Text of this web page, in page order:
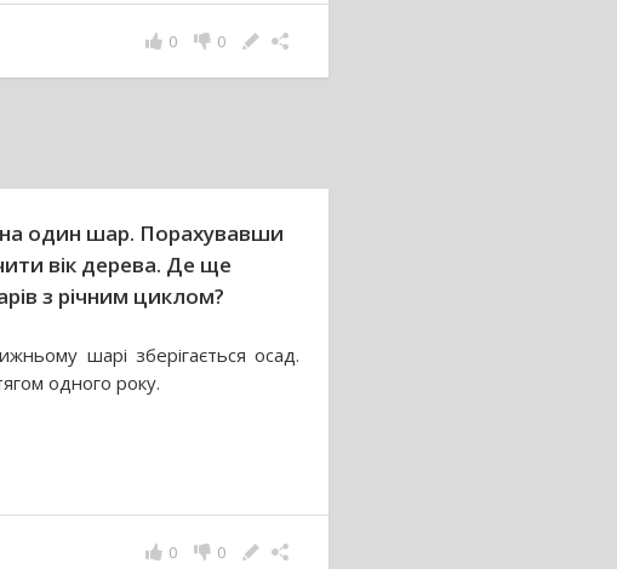
0
0
один шар. Порахувавши
вік дерева. Де ще
з річним циклом?
шарі зберігається осад.
одного року.
0
0